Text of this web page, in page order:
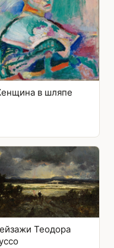
в шляпе
Теодора